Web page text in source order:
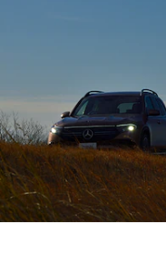
V-Class
試乗リクエ
スト
オンライン
ショールー
ム